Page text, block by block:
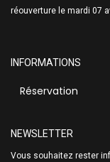
réouverture le mardi 07
INFORMATIONS
Réservation
NEWSLETTER
Vous souhaitez rester